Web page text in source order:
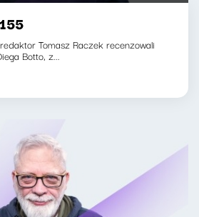
Tomasz Raczek recenzowali
Botto, z...